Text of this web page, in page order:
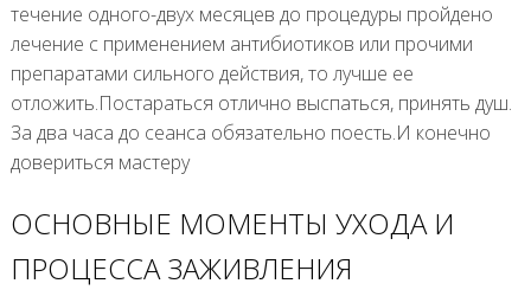
течение одного-двух месяцев до процедуры пройдено
лечение с применением антибиотиков или прочими
препаратами сильного действия, то лучше ее
отложить.Постараться отлично выспаться, принять душ.
За два часа до сеанса обязательно поесть.И конечно
довериться мастеру
ОСНОВНЫЕ МОМЕНТЫ УХОДА И
ПРОЦЕССА ЗАЖИВЛЕНИЯ